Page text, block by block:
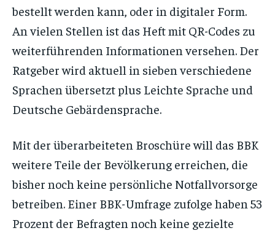
bestellt werden kann, oder in digitaler Form.
An vielen Stellen ist das Heft mit QR-Codes zu
weiterführenden Informationen versehen. Der
Ratgeber wird aktuell in sieben verschiedene
Sprachen übersetzt plus Leichte Sprache und
Deutsche Gebärdensprache.
Mit der überarbeiteten Broschüre will das BBK
weitere Teile der Bevölkerung erreichen, die
bisher noch keine persönliche Notfallvorsorge
betreiben. Einer BBK-Umfrage zufolge haben 53
Prozent der Befragten noch keine gezielte